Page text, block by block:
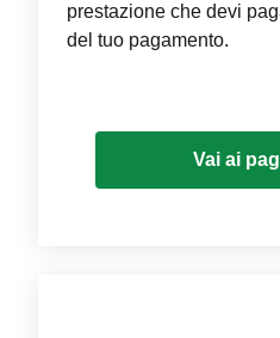
prestazione che devi
del tuo pagamento.
Vai ai